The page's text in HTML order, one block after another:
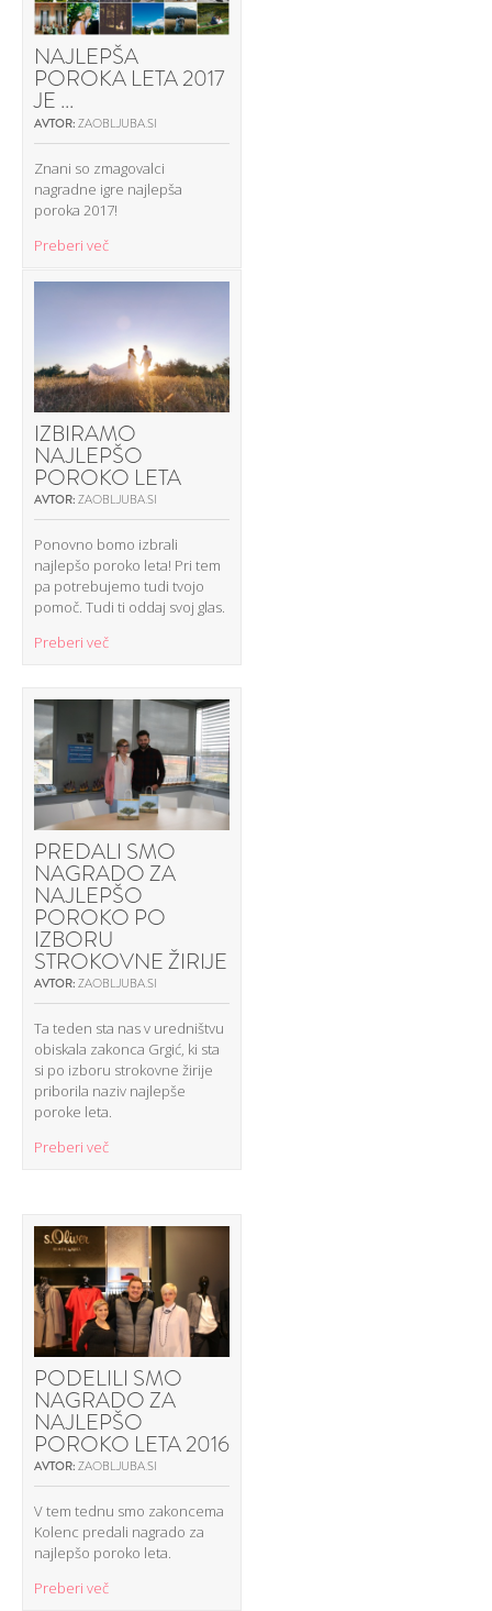
NAJLEPŠA
POROKA LETA 2017
JE ...
AVTOR:ZAOBLJUBA.SI
Znani so zmagovalci
nagradne igre najlepša
poroka 2017!
Preberi več
IZBIRAMO
NAJLEPŠO
POROKO LETA
AVTOR:ZAOBLJUBA.SI
Ponovno bomo izbrali
najlepšo poroko leta! Pri tem
pa potrebujemo tudi tvojo
pomoč. Tudi ti oddaj svoj glas.
Preberi več
PREDALI SMO
NAGRADO ZA
NAJLEPŠO
POROKO PO
IZBORU
STROKOVNE ŽIRIJE
AVTOR:ZAOBLJUBA.SI
Ta teden sta nas v uredništvu
obiskala zakonca Grgić, ki sta
si po izboru strokovne žirije
priborila naziv najlepše
poroke leta.
Preberi več
PODELILI SMO
NAGRADO ZA
NAJLEPŠO
POROKO LETA 2016
AVTOR:ZAOBLJUBA.SI
V tem tednu smo zakoncema
Kolenc predali nagrado za
najlepšo poroko leta.
Preberi več